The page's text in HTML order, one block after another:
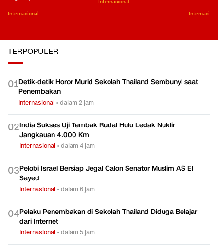
Internasional
Internasional
TERPOPULER
01Detik-detik Horor Murid Sekolah Thailand Sembunyi saat
Penembakan
Internasional •dalam 2 jam
02India Sukses Uji Tembak Rudal Hulu Ledak Nuklir
Jangkauan 4.000 Km
Internasional •dalam 4 jam
03Pelobi Israel Bersiap Jegal Calon Senator Muslim AS El
Sayed
Internasional •dalam 6 jam
04Pelaku Penembakan di Sekolah Thailand Diduga Belajar
dari Internet
Internasional •dalam 5 jam